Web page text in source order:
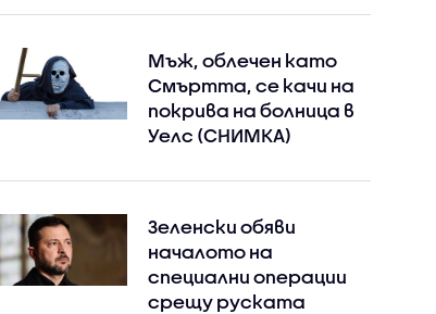
Мъж, облечен като
Смъртта, се качи на
покрива на болница в
Уелс (СНИМКА)
Зеленски обяви
началото на
специални операции
срещу руската